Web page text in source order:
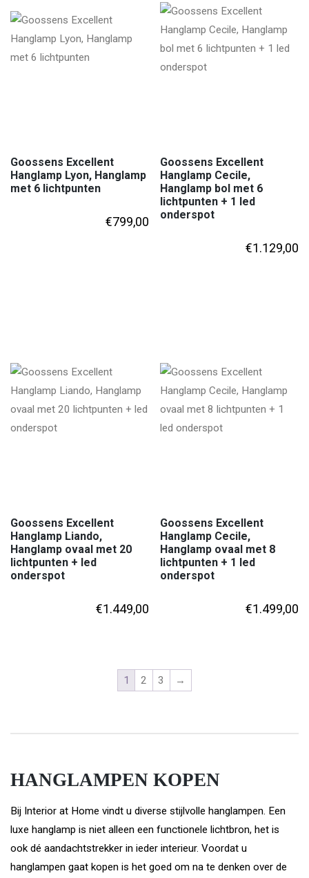
Goossens Excellent
Hanglamp Lyon, Hanglamp
met 6 lichtpunten
€799,00
Goossens Excellent
Hanglamp Cecile,
Hanglamp bol met 6
lichtpunten + 1 led
onderspot
€1.129,00
Goossens Excellent
Hanglamp Liando,
Hanglamp ovaal met 20
lichtpunten + led
onderspot
€1.449,00
Goossens Excellent
Hanglamp Cecile,
Hanglamp ovaal met 8
lichtpunten + 1 led
onderspot
€1.499,00
1 2 3 →
HANGLAMPEN KOPEN
Bij Interior at Home vindt u diverse stijlvolle hanglampen. Een
luxe hanglamp is niet alleen een functionele lichtbron, het is
ook dé aandachtstrekker in ieder interieur. Voordat u
hanglampen gaat kopen is het goed om na te denken over de